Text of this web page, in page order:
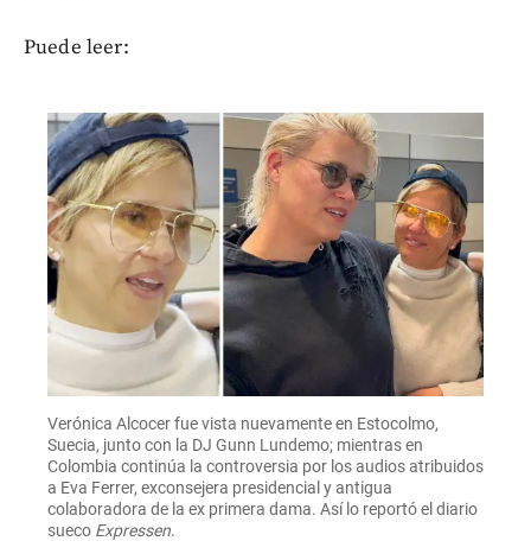
Puede leer:
Verónica Alcocer fue vista nuevamente en Estocolmo,
Suecia, junto con la DJ Gunn Lundemo; mientras en
Colombia continúa la controversia por los audios atribuidos
a Eva Ferrer, exconsejera presidencial y antigua
colaboradora de la ex primera dama. Así lo reportó el diario
sueco Expressen.